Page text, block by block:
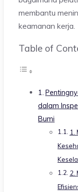
membantu
keamanan kerja.
Table of
dalam
Bumi
1.
2.